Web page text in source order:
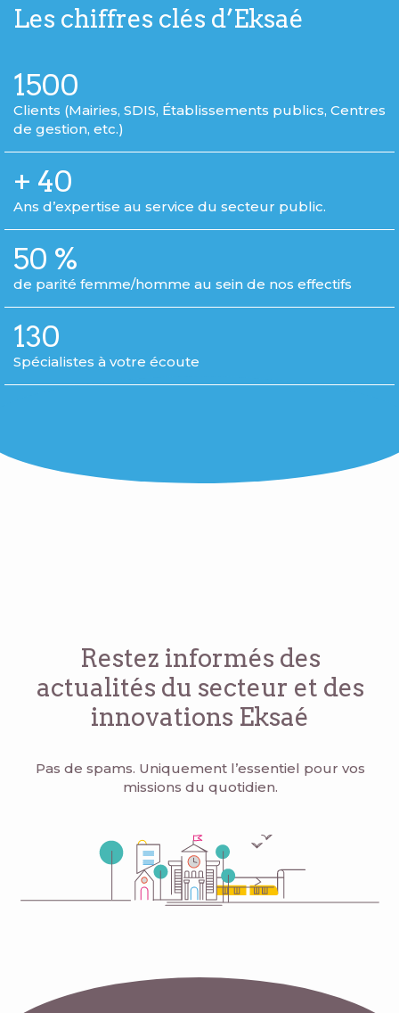
Les chiffres clés d’Eksaé
1500
Clients (Mairies, SDIS, Établissements publics, Centres
de gestion, etc.)
+ 40
Ans d’expertise au service du secteur public.
50 %
de parité femme/homme au sein de nos effectifs
130
Spécialistes à votre écoute
Restez informés des
actualités du secteur et des
innovations Eksaé
Pas de spams. Uniquement l’essentiel pour vos
missions du quotidien.